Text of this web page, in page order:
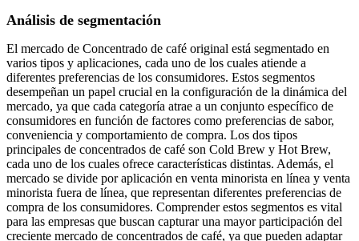
Análisis de segmentación
El mercado de Concentrado de café original está segmentado en
varios tipos y aplicaciones, cada uno de los cuales atiende a
diferentes preferencias de los consumidores. Estos segmentos
desempeñan un papel crucial en la configuración de la dinámica del
mercado, ya que cada categoría atrae a un conjunto específico de
consumidores en función de factores como preferencias de sabor,
conveniencia y comportamiento de compra. Los dos tipos
principales de concentrados de café son Cold Brew y Hot Brew,
cada uno de los cuales ofrece características distintas. Además, el
mercado se divide por aplicación en venta minorista en línea y venta
minorista fuera de línea, que representan diferentes preferencias de
compra de los consumidores. Comprender estos segmentos es vital
para las empresas que buscan capturar una mayor participación del
creciente mercado de concentrados de café, ya que pueden adaptar